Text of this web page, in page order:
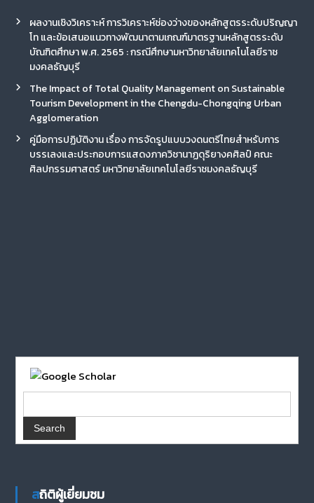
ผลงานเชิงวิเคราะห์ การวิเคราะห์ช่องว่างของหลักสูตรระดับปริญญา
โท และข้อเสนอแนวทางพัฒนาตามเกณฑ์มาตรฐานหลักสูตรระดับ
บัณฑิตศึกษา พ.ศ. 2565 : กรณีศึกษามหาวิทยาลัยเทคโนโลยีราช
มงคลธัญบุรี
The Impact of Total Quality Management on Sustainable
Tourism Development in the Chengdu-Chongqing Urban
Agglomeration
คู่มือการปฏิบัติงาน เรื่อง การจัดรูปแบบวงดนตรีไทยสำหรับการ
บรรเลงและประกอบการแสดงภาควิชานาฏดุริยางคศิลป์ คณะ
ศิลปกรรมศาสตร์ มหาวิทยาลัยเทคโนโลยีราชมงคลธัญบุรี
สถิติผู้เยี่ยมชม